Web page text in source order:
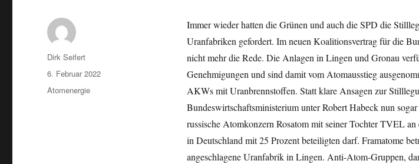
Immer wieder hatten die Grünen und auch die SPD die
Uranfabriken gefordert. Im neuen Koalitionsvertrag für die
nicht mehr die Rede. Die Anlagen in Lingen und Gronau
Genehmigungen und sind damit vom Atomausstieg
AKWs mit Uranbrennstoffen. Statt klare Ansagen zur
Bundeswirtschaftsministerium unter Robert Habeck nun
russische Atomkonzern Rosatom mit seiner Tochter TVEL an
in Deutschland mit 25 Prozent beteiligten darf. Framatome
angeschlagene Uranfabrik in Lingen. Anti-Atom-Gruppen,
Autor
Dirk Seifert
Veröffentlicht
am
6. Februar 2022
Kategorien
Atomenergie